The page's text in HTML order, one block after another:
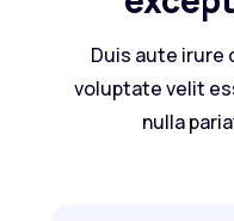
Duis aute irure
voluptate velit
nulla